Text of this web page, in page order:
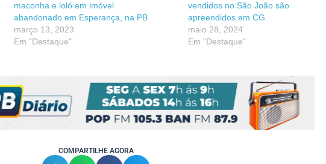
maconha e loló em imóvel
abandonado em Esperança, na PB
março 13, 2023
Em "Destaque"
vendidos no São João são
apreendidos em CG
maio 28, 2024
Em "Destaque"
COMPARTILHE AGORA